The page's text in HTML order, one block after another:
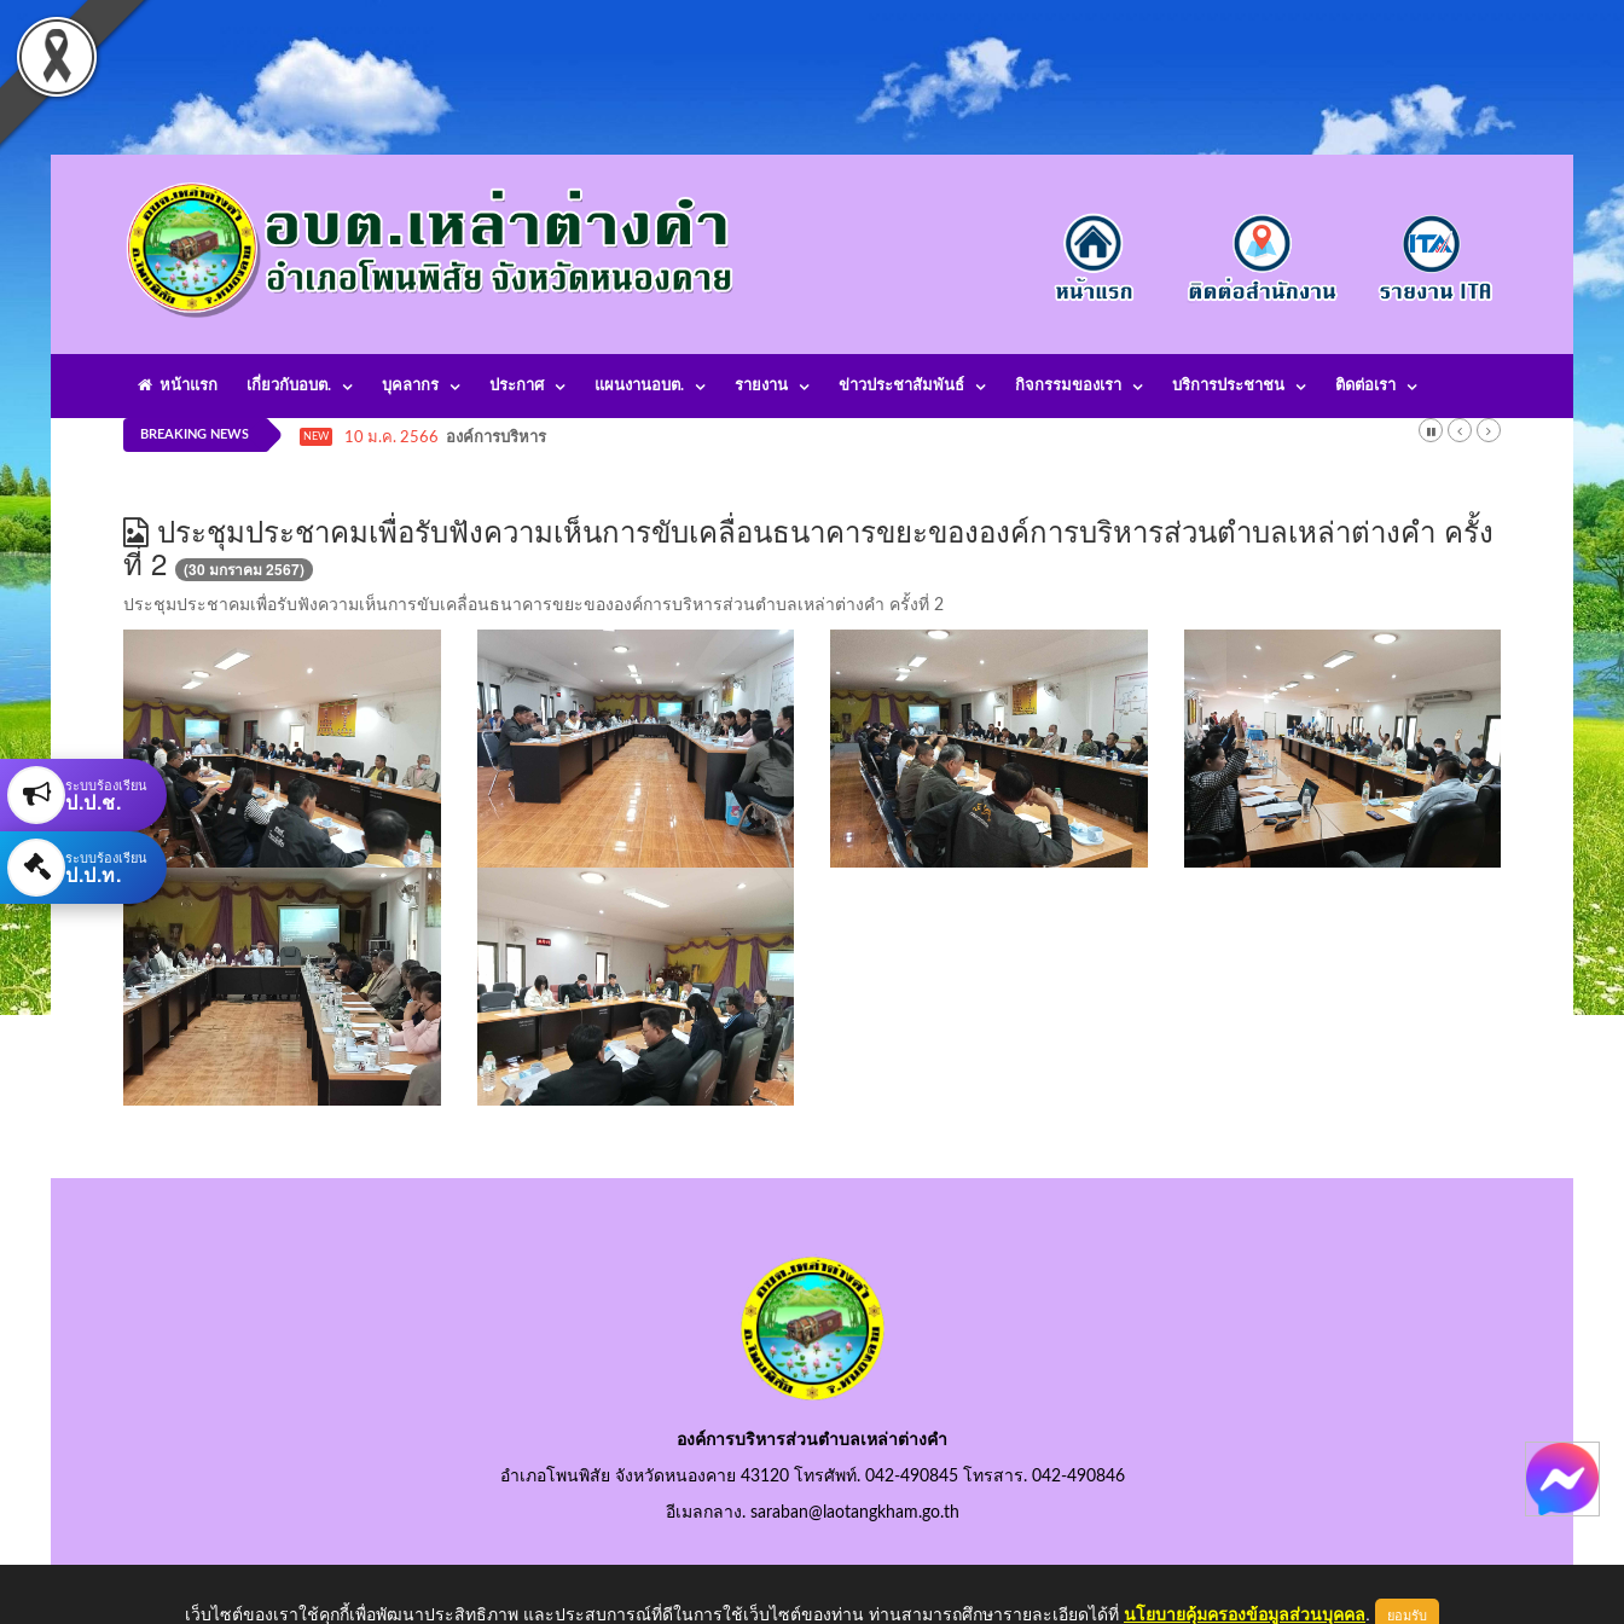
หน้าแรก เกี่ยวกับอบต. บุคลากร ประกาศ แผนงานอบต. รายงาน ข่าวประชาสัมพันธ์ กิจกรรมของเรา บริการประชาชน ติดต่อเรา
BREAKING NEWS NEW 10 ม.ค. 2566 องค์การบริหารส่วนตำบลเหล่าต่างคำ อำเภอโพนพิสัย จังหวัดหนองคาย 43120 โทรศัพท์. 042-490845 โทรสาร. 042-490846 อีเมลกลาง. saraban@laotangkham.go.th
ประชุมประชาคมเพื่อรับฟังความเห็นการขับเคลื่อนธนาคารขยะขององค์การบริหารส่วนตำบลเหล่าต่างคำ ครั้ง
ที่ 2 (30 มกราคม 2567)
ประชุมประชาคมเพื่อรับฟังความเห็นการขับเคลื่อนธนาคารขยะขององค์การบริหารส่วนตำบลเหล่าต่างคำ ครั้งที่ 2
องค์การบริหารส่วนตำบลเหล่าต่างคำ
อำเภอโพนพิสัย จังหวัดหนองคาย 43120 โทรศัพท์. 042-490845 โทรสาร. 042-490846
อีเมลกลาง. saraban@laotangkham.go.th
ระบบร้องเรียน
ป.ป.ช.
ระบบร้องเรียน
ป.ป.ท.
เว็บไซต์ของเราใช้คุกกี้เพื่อพัฒนาประสิทธิภาพ และประสบการณ์ที่ดีในการใช้เว็บไซต์ของท่าน ท่านสามารถศึกษารายละเอียดได้ที่ นโยบายคุ้มครองข้อมูลส่วนบุคคล. ยอมรับ